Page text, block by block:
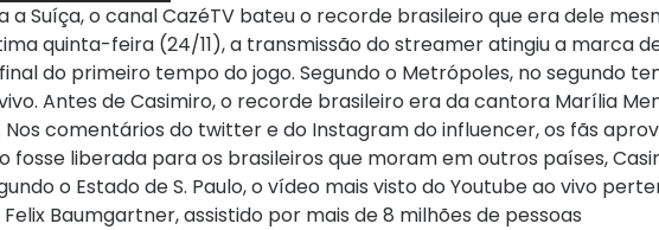
Suíça, o canal CazéTV bateu o recorde brasileiro que era dele
quinta-feira (24/11), a transmissão do streamer atingiu a marca de
do primeiro tempo do jogo. Segundo o Metrópoles, no segundo
Antes de Casimiro, o recorde brasileiro era da cantora Marília
Nos comentários do twitter e do Instagram do influencer, os fãs
fosse liberada para os brasileiros que moram em outros países,
o Estado de S. Paulo, o vídeo mais visto do Youtube ao vivo
Baumgartner, assistido por mais de 8 milhões de pessoas